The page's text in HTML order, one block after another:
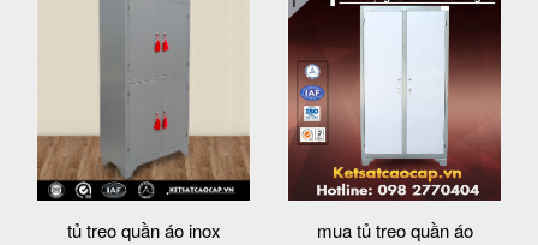
tủ treo quần áo inox mua tủ treo quần áo